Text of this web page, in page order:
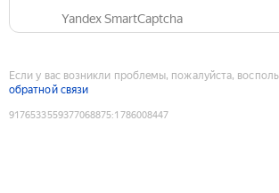
Yandex SmartCaptcha
Если у вас возникли проблемы, пожалуйста,
обратной связи
9176533559377068875:1786008447